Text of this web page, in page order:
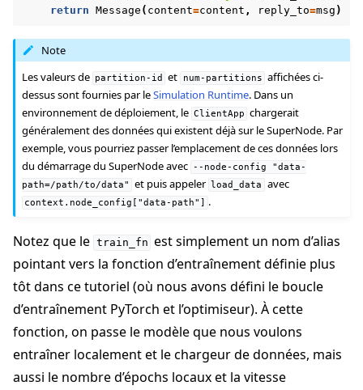
return Message ( content=content , reply_to=msg )
Note
Les valeurs de partition-id et num-partitions affichées ci-
dessus sont fournies par leSimulation Runtime. Dans un
environnement de déploiement, le ClientApp chargerait
généralement des données qui existent déjà sur le SuperNode. Par
exemple, vous pourriez passer l’emplacement de ces données lors
du démarrage du SuperNode avec --node-config
"data-
path=/path/to/data"
et puis appeler load_data avec
context.node_config["data-path"] .
Notez que le train_fn est simplement un nom d’alias
pointant vers la fonction d’entraînement définie plus
tôt dans ce tutoriel (où nous avons défini le boucle
d’entraînement PyTorch et l’optimiseur). À cette
fonction, on passe le modèle que nous voulons
entraîner localement et le chargeur de données, mais
aussi le nombre d’épochs locaux et la vitesse